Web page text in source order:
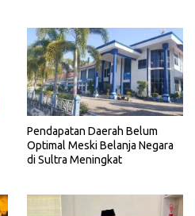
Pendapatan Daerah Belum
Optimal Meski Belanja Negara
di Sultra Meningkat